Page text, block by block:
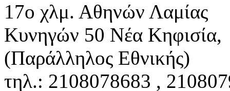
17ο χλμ. Αθηνών Λαμίας
Κυνηγών 50 Νέα Κηφισία,
(Παράλληλος Εθνικής)
τηλ.: 2108078683 ,